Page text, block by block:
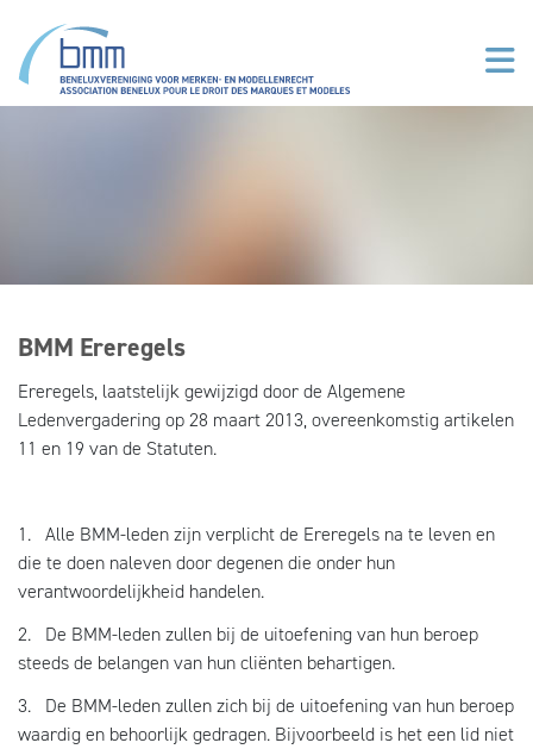
BMM Ereregels
Ereregels, laatstelijk gewijzigd door de Algemene
Ledenvergadering op 28 maart 2013, overeenkomstig artikelen
11 en 19 van de Statuten.
1. Alle BMM-leden zijn verplicht de Ereregels na te leven en
die te doen naleven door degenen die onder hun
verantwoordelijkheid handelen.
2. De BMM-leden zullen bij de uitoefening van hun beroep
steeds de belangen van hun cliënten behartigen.
3. De BMM-leden zullen zich bij de uitoefening van hun beroep
waardig en behoorlijk gedragen. Bijvoorbeeld is het een lid niet